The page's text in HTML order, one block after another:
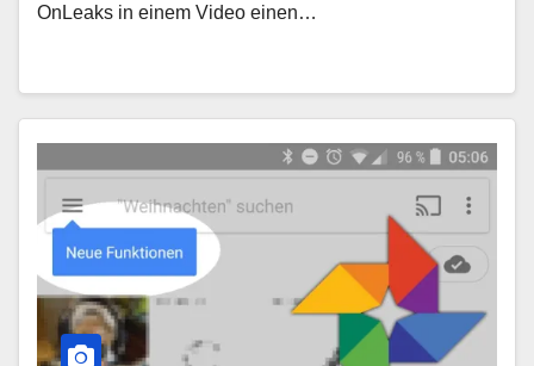
OnLeaks in einem Video einen…